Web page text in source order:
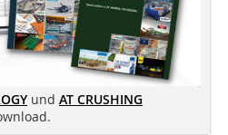
und AT CRUSHING